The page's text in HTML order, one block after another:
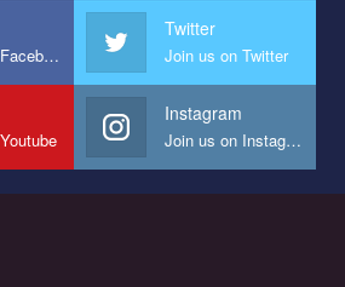
развития организации.
нас и помочь нам реализовать
и дискриминацией на почве
- это зайти на наш канал YouTube
Join us on Facebook
Twitter
Join us on Twitter
Instagram
Join us on Instagram